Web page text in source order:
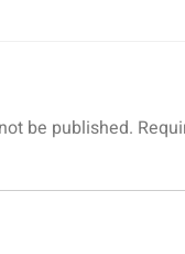
be published.